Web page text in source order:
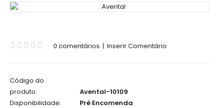
0 comentários | Inserir Comentário
Código do
produto:
Avental-10109
Disponibilidade:
Pré Encomenda